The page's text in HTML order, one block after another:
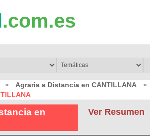
.com.es
» Agraria a Distancia en CANTILLANA
»
Ver Resumen
en